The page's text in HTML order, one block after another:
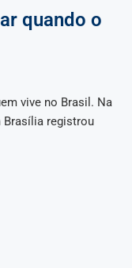
quando o
vive no Brasil. Na
Brasília registrou